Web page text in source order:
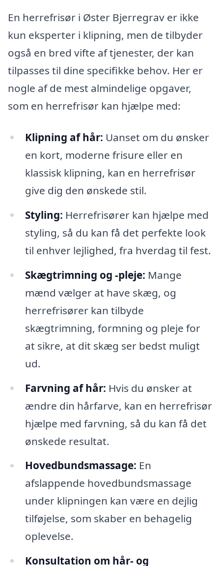
En herrefrisør i Øster Bjerregrav er ikke
kun eksperter i klipning, men de tilbyder
også en bred vifte af tjenester, der kan
tilpasses til dine specifikke behov. Her er
nogle af de mest almindelige opgaver,
som en herrefrisør kan hjælpe med:
Klipning af hår: Uanset om du ønsker
en kort, moderne frisure eller en
klassisk klipning, kan en herrefrisør
give dig den ønskede stil.
Styling: Herrefrisører kan hjælpe med
styling, så du kan få det perfekte look
til enhver lejlighed, fra hverdag til fest.
Skægtrimning og -pleje: Mange
mænd vælger at have skæg, og
herrefrisører kan tilbyde
skægtrimning, formning og pleje for
at sikre, at dit skæg ser bedst muligt
ud.
Farvning af hår: Hvis du ønsker at
ændre din hårfarve, kan en herrefrisør
hjælpe med farvning, så du kan få det
ønskede resultat.
Hovedbundsmassage: En
afslappende hovedbundsmassage
under klipningen kan være en dejlig
tilføjelse, som skaber en behagelig
oplevelse.
Konsultation om hår- og